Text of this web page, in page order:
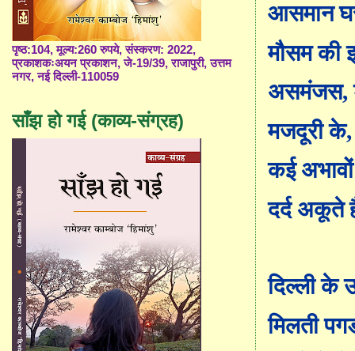
आसमान
मौसम की
असमंजस,
मजदूरी के
कई
दर्द अकूते
दिल्ली के
मिलती
पृष्ठ:104, मूल्य:260 रुपये, संस्करण: 2022,
प्रकाशकःअयन प्रकाशन, जे-19/39, राजापुरी, उत्तम
नगर, नई दिल्ली-110059
साँझ हो गई (काव्य-संग्रह)